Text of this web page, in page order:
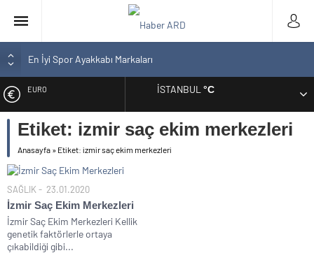
En İyi Spor Ayakkabı Markaları
Bozcaada En İyi Otel Hangisi? Tam Liste Sizlerle
En İyi Biotin Hapı Markaları Tam Listesi
EURO
ALTIN
DOLAR
İSTANBUL°C
Etiket: izmir saç ekim merkezleri
Anasayfa » Etiket: izmir saç ekim merkezleri
SAĞLIK 23.01.2020
İzmir Saç Ekim Merkezleri
İzmir Saç Ekim Merkezleri Kellik
genetik faktörlerle ortaya
çıkabildiği gibi...